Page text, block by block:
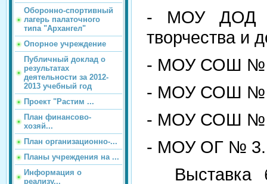
Оборонно-спортивный
лагерь палаточного
типа "Архангел"
Опорное учреждение
Публичный доклад о
результатах
деятельности за 2012-
2013 учебный год
Проект "Растим ...
План финансово-
хозяй...
План организационно-...
Планы учреждения на ...
Информация о
реализу...
- МОУ ДОД
творчества и
- МОУ СОШ №
- МОУ СОШ №
- МОУ СОШ №
- МОУ ОГ № 3.
Выставка